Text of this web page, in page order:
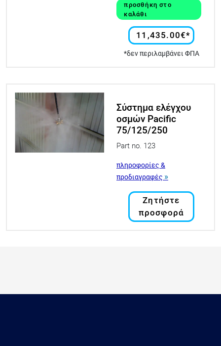
προσθήκη στο
καλάθι
11,435.00€*
*δεν περιλαμβάνει ΦΠΑ
Σύστημα ελέγχου
οσμών Pacific
75/125/250
Part no. 123
πληροφορίες &
προδιαγραφές »
Ζητήστε
προσφορά